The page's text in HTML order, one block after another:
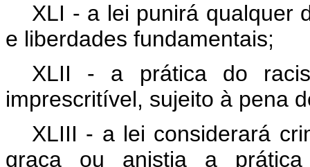
XLI - a lei punirá qualquer
e liberdades fundamentais;
XLII - a prática do
imprescritível, sujeito à pena
XLIII - a lei considerará
graça ou anistia a